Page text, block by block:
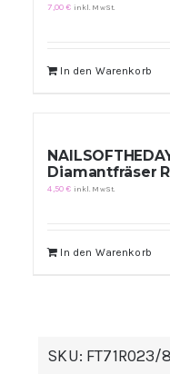
7,00€ inkl. MwSt.
In den Warenkorb
Diamantfräser
4,50€ inkl. MwSt.
In den Warenkorb
SKU: FT71R023/8